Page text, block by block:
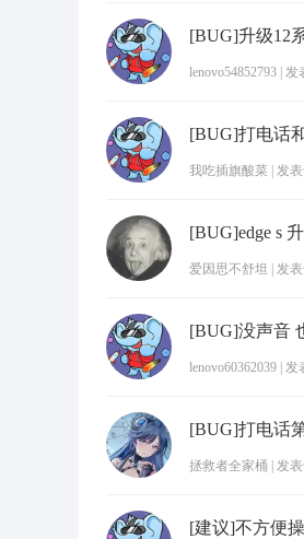
[BUG]升级12
lenovo54852793 发
我吃插旗酸菜 发
爱因思不舒坦 发
lenovo60362039 发
[BUG]打电话
拯救者全家桶 发
[建议]不方便